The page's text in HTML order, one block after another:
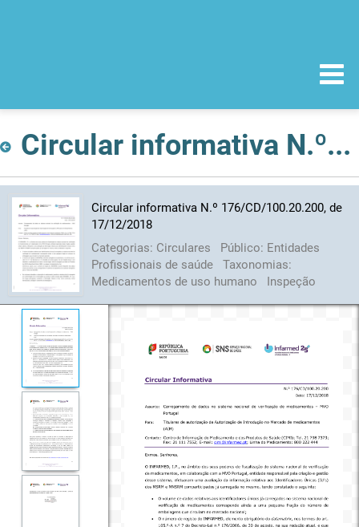
Circular informativa N.º 176/CD/100.20.200, de 17/12/2018
Circular informativa N.º 176/CD/100.20.200, de
17/12/2018
Categorias: Circulares Público: Entidades
Profissionais de saúde
Taxonomias:
Medicamentos de uso humano
Inspeção